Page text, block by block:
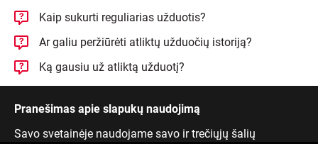
Kaip sukurti reguliarias užduotis?
Ar galiu peržiūrėti atliktų užduočių istoriją?
Ką gausiu už atliktą užduotį?
Pranešimas apie slapukų naudojimą
Savo svetainėje naudojame savo ir trečiųjų šalių